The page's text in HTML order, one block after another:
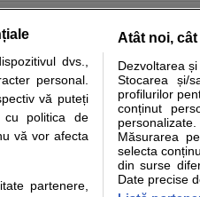
Specialitati medicale
despre sanatate disponibile pe
medicale. Va sfatuim, ca pe langa
la medic Clickmed.
Drepturile consumatorului
dvs.,
personal.
vă puteți
cu politica de
vă vor afecta
partenere,
Atât noi,
Dezvoltarea
Stocarea și/
profilurilor
conținut
Măsurarea
selecta
din surse
Date precise